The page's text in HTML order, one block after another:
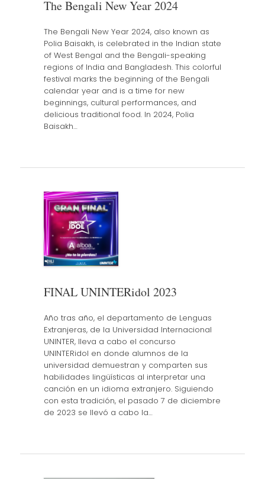
The Bengali New Year 2024
The Bengali New Year 2024, also known as
Polia Baisakh, is celebrated in the Indian state
of West Bengal and the Bengali-speaking
regions of India and Bangladesh. This colorful
festival marks the beginning of the Bengali
calendar year and is a time for new
beginnings, cultural performances, and
delicious traditional food. In 2024, Polia
Baisakh…
FINAL UNINTERidol 2023
Año tras año, el departamento de Lenguas
Extranjeras, de la Universidad Internacional
UNINTER, lleva a cabo el concurso
UNINTERidol en donde alumnos de la
universidad demuestran y comparten sus
habilidades lingüísticas al interpretar una
canción en un idioma extranjero. Siguiendo
con esta tradición, el pasado 7 de diciembre
de 2023 se llevó a cabo la…